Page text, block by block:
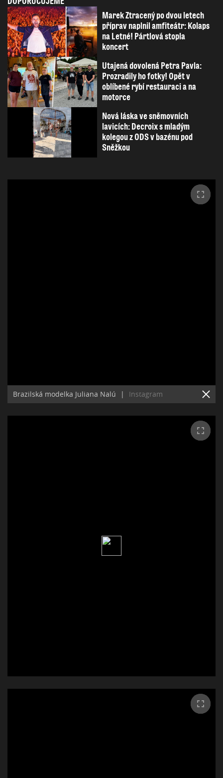
Marek Ztracený po dvou letech
příprav naplnil amfiteátr: Kolaps
na Letné! Pártlová stopla
koncert
Utajená dovolená Petra Pavla:
Prozradily ho fotky! Opět v
oblíbené rybí restauraci a na
motorce
Nová láska ve sněmovních
lavicích: Decroix s mladým
kolegou z ODS v bazénu pod
Sněžkou
Brazilská modelka Juliana Nalú | Instagram